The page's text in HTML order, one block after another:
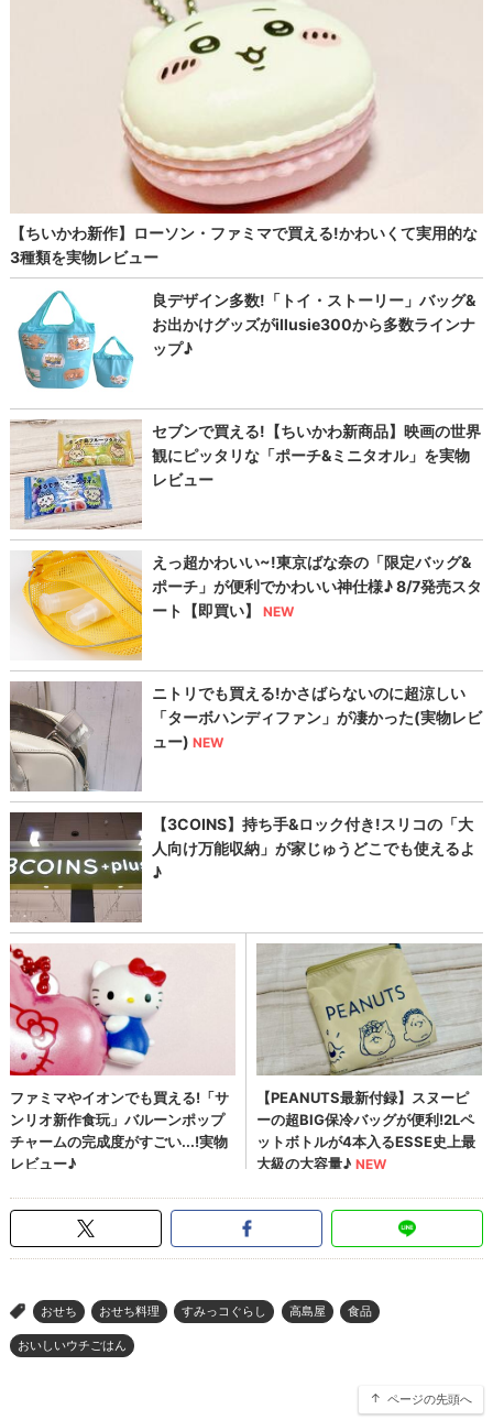
> おせち おせち料理 すみっコぐらし 高島屋 食品
おいしいウチごはん
ページの先頭へ